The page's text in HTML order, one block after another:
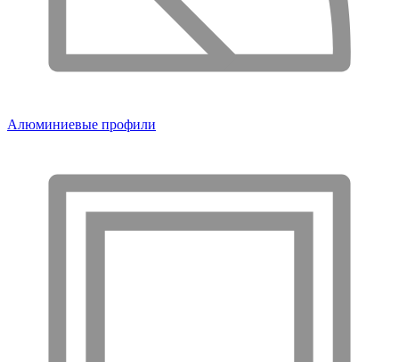
Алюминиевые профили